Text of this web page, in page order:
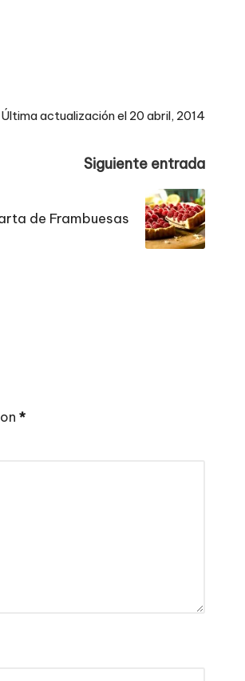
Última actualización el 20 abril, 2014
Siguiente entrada
de Frambuesas
*